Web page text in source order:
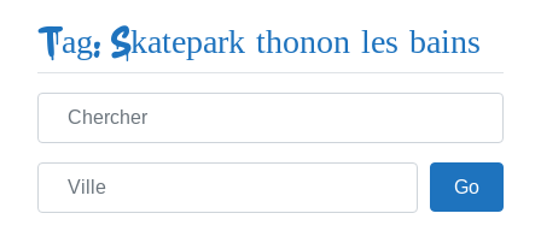
Tag: Skatepark thonon les bains
Chercher
Ville GoGo